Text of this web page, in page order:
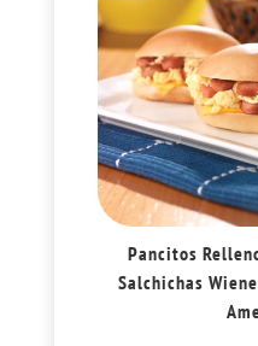
Pancitos
Salchichas